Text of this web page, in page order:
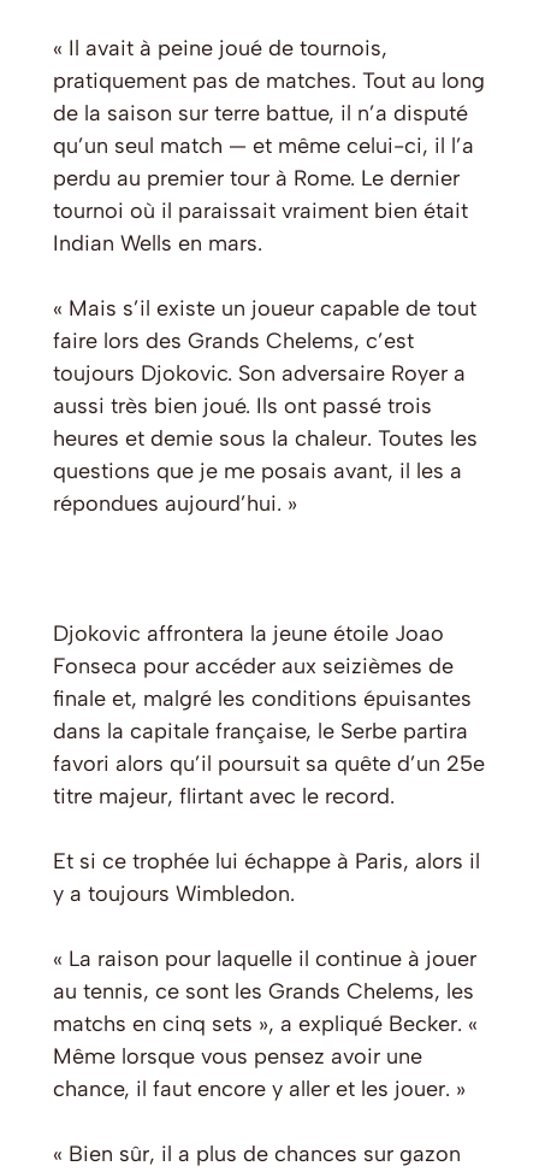
« Il avait à peine joué de tournois,
pratiquement pas de matches. Tout au long
de la saison sur terre battue, il n’a disputé
qu’un seul match — et même celui-ci, il l’a
perdu au premier tour à Rome. Le dernier
tournoi où il paraissait vraiment bien était
Indian Wells en mars.
« Mais s’il existe un joueur capable de tout
faire lors des Grands Chelems, c’est
toujours Djokovic. Son adversaire Royer a
aussi très bien joué. Ils ont passé trois
heures et demie sous la chaleur. Toutes les
questions que je me posais avant, il les a
répondues aujourd’hui. »
Djokovic affrontera la jeune étoile Joao
Fonseca pour accéder aux seizièmes de
finale et, malgré les conditions épuisantes
dans la capitale française, le Serbe partira
favori alors qu’il poursuit sa quête d’un 25e
titre majeur, flirtant avec le record.
Et si ce trophée lui échappe à Paris, alors il
y a toujours Wimbledon.
« La raison pour laquelle il continue à jouer
au tennis, ce sont les Grands Chelems, les
matchs en cinq sets », a expliqué Becker. «
Même lorsque vous pensez avoir une
chance, il faut encore y aller et les jouer. »
« Bien sûr, il a plus de chances sur gazon